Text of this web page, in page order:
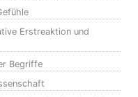
Erstreaktion und
Begriffe